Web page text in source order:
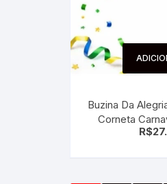
Buzina Da
Corneta
MundoR$